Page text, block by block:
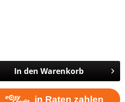
In den Warenkorb